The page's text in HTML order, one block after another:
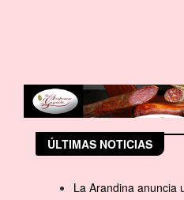
ÚLTIMAS NOTICIAS
La Arandina anuncia